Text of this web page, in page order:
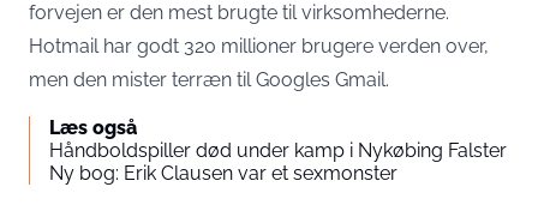
forvejen er den mest brugte til virksomhederne.
Hotmail har godt 320 millioner brugere verden over,
men den mister terræn til Googles Gmail.
Læs også
Håndboldspiller død under kamp i Nykøbing Falster
Ny bog: Erik Clausen var et sexmonster